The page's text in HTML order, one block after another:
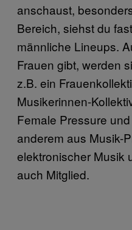
anschaust,
Bereich, siehst du
männliche Lineups.
Frauen gibt, werden
z.B. ein
Musikerinnen-
Female Pressure
anderem aus Musik-
elektronischer Musik
auch Mitglied.